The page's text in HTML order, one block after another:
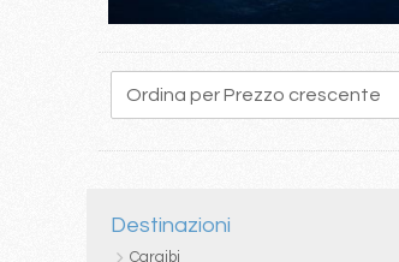
Destinazioni
Caraibi